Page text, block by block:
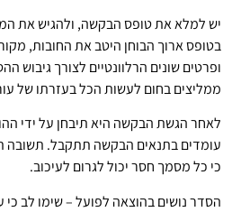
יש למלא את טופס הבקשה, ולהגיש את
בטופס ארוך הבוחן היטב את החובות,
ופרטים שונים הרלוונטיים לצורך גיבוש
ממליצים בחום לעשות הכל בעזרתו של
לאחר הגשת הבקשה היא תיבחן על ידי
כי כל מסמך חסר יכול לגרום לעיכוב.
הסדר נושים בהוצאה לפועל – שימו לב